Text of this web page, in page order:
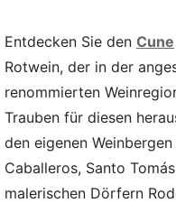
Entdecken Sie den Cune
Rotwein, der in der
renommierten
Trauben für diesen
den eigenen
Caballeros, Santo
malerischen Dörfern